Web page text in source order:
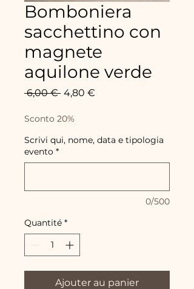
Bomboniera
sacchettino con
magnete
aquilone verde
6,00 € Prix
4,80 €
Sconto 20%
Scrivi qui, nome, data e tipologia
evento *
0/500
Quantité *
Ajouter au panier